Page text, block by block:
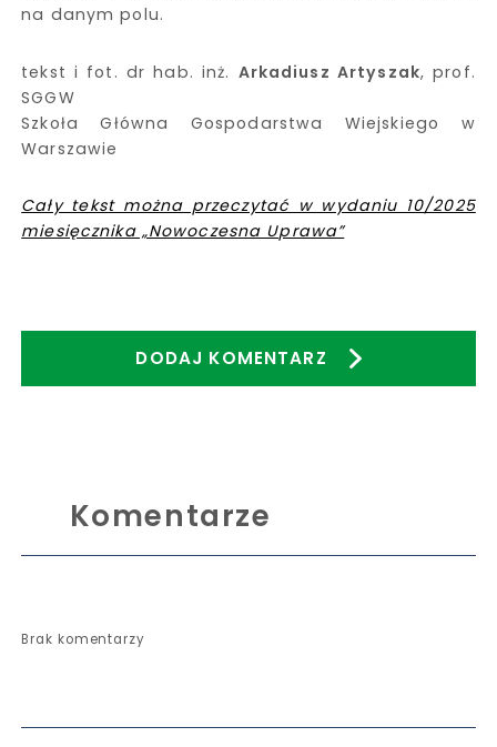
na danym polu.
tekst i fot. dr hab. inż. Arkadiusz Artyszak, prof.
SGGW
Szkoła Główna Gospodarstwa Wiejskiego w
Warszawie
Cały tekst można przeczytać w wydaniu 10/2025
miesięcznika „Nowoczesna Uprawa”
DODAJ KOMENTARZ
Komentarze
Brak komentarzy